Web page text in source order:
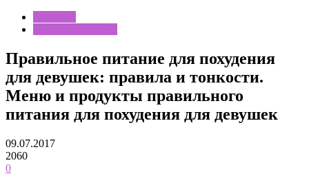
Правильное питание для похудения
для девушек: правила и тонкости.
Меню и продукты правильного
питания для похудения для девушек
09.07.2017
2060
0